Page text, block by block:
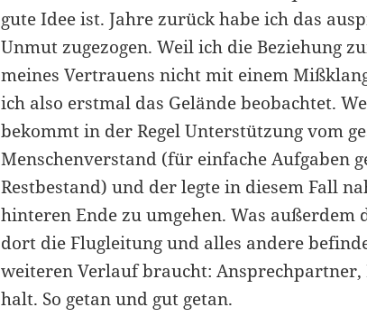
gute Idee ist. Jahre zurück habe ich das
Unmut zugezogen. Weil ich die Beziehung
meines Vertrauens nicht mit einem
ich also erstmal das Gelände beobachtet.
bekommt in der Regel Unterstützung vom
Menschenverstand (für einfache Aufgaben
Restbestand) und der legte in diesem Fall
hinteren Ende zu umgehen. Was außerdem
dort die Flugleitung und alles andere
weiteren Verlauf braucht: Ansprechpartner,
halt. So getan und gut getan.